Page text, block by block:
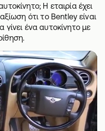
Η εταιρία έχει
ότι το Bentley είναι
ένα αυτοκίνητο με